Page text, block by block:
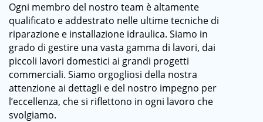
Ogni membro del nostro team è altamente
qualificato e addestrato nelle ultime tecniche di
riparazione e installazione idraulica. Siamo in
grado di gestire una vasta gamma di lavori, dai
piccoli lavori domestici ai grandi progetti
commerciali. Siamo orgogliosi della nostra
attenzione ai dettagli e del nostro impegno per
l’eccellenza, che si riflettono in ogni lavoro che
svolgiamo.